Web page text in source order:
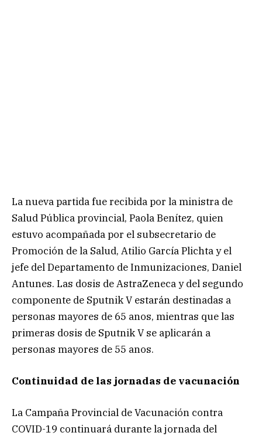
La nueva partida fue recibida por la ministra de
Salud Pública provincial, Paola Benítez, quien
estuvo acompañada por el subsecretario de
Promoción de la Salud, Atilio García Plichta y el
jefe del Departamento de Inmunizaciones, Daniel
Antunes. Las dosis de AstraZeneca y del segundo
componente de Sputnik V estarán destinadas a
personas mayores de 65 anos, mientras que las
primeras dosis de Sputnik V se aplicarán a
personas mayores de 55 anos.
Continuidad de las jornadas de vacunación
La Campaña Provincial de Vacunación contra
COVID-19 continuará durante la jornada del